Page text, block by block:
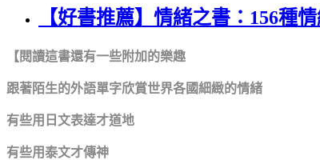
【好書推薦】情緒之書：156種
【閱讀這書還有一些附加的樂趣
跟著陌生的外語單字欣賞世界各國細緻的情緒
有些用日文表達才道地
有些用泰文才傳神